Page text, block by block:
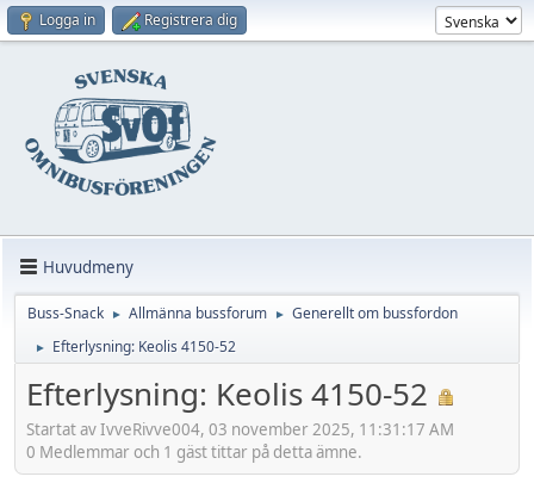
Logga in Registrera dig
Huvudmeny
Buss-Snack ► Allmänna bussforum ► Generellt om bussfordon
► Efterlysning: Keolis 4150-52
Efterlysning: Keolis 4150-52
Startat av IvveRivve004, 03 november 2025, 11:31:17 AM
0 Medlemmar och 1 gäst tittar på detta ämne.